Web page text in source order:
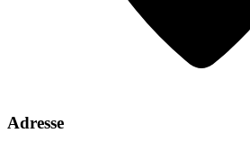
Adresse